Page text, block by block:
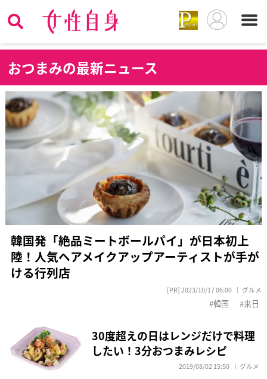
おつまみの最新ニュース
韓国発「絶品ミートボールパイ」が日本初上
陸！人気ヘアメイクアップアーティストが手が
ける行列店
[PR] 2023/10/17 06:00 グルメ
韓国 来日
30度超えの日はレンジだけで料理
したい！3分おつまみレシピ
2019/08/02 15:50 グルメ